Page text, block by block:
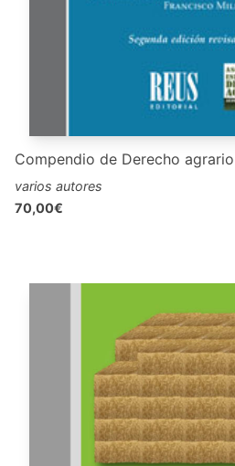
Compendio de Derecho
varios autores
70,00€